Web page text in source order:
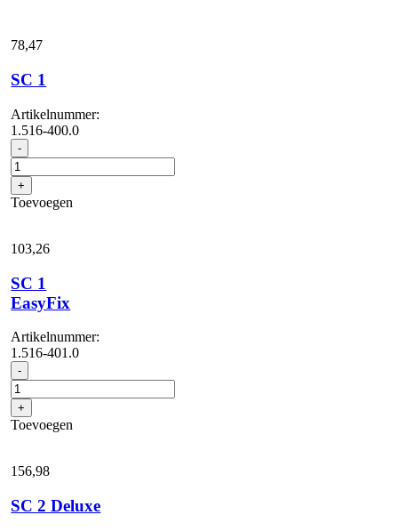
78,47
SC 1
Artikelnummer:
1.516-400.0
- SC
1
aantal
+
Toevoegen
103,26
SC 1
EasyFix
Artikelnummer:
1.516-401.0
- SC
1
EasyFix
aantal
+
Toevoegen
156,98
SC 2 Deluxe